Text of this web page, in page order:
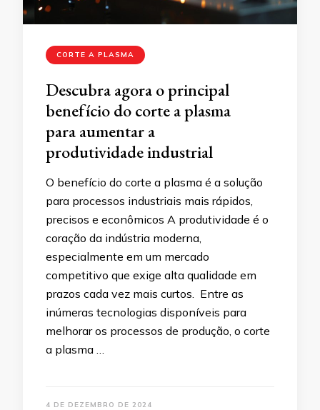
CORTE A PLASMA
Descubra agora o principal
benefício do corte a plasma
para aumentar a
produtividade industrial
O benefício do corte a plasma é a solução
para processos industriais mais rápidos,
precisos e econômicos A produtividade é o
coração da indústria moderna,
especialmente em um mercado
competitivo que exige alta qualidade em
prazos cada vez mais curtos. Entre as
inúmeras tecnologias disponíveis para
melhorar os processos de produção, o corte
a plasma …
4 DE DEZEMBRO DE 2024